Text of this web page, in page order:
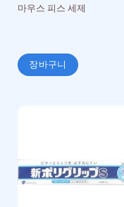
마우스 피스 세제
장바구니